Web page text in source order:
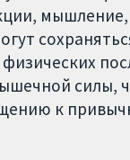
силы,
к